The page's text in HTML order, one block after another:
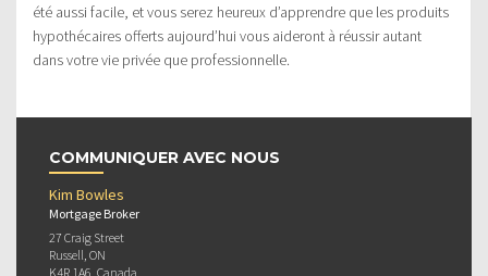
été aussi facile, et vous serez heureux d’apprendre que les produits
hypothécaires offerts aujourd’hui vous aideront à réussir autant
dans votre vie privée que professionnelle.
COMMUNIQUER AVEC NOUS
Kim Bowles
Mortgage Broker
27 Craig Street
Russell, ON
K4R 1A6, Canada